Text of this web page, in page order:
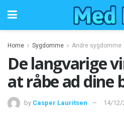
Home Sygdomme Andre sygdomme
De langvarige
at råbe ad dine
by Casper Lauritsen 14/12/